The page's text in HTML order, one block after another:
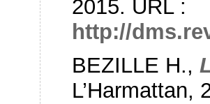
2015. URL :
http://
BEZILLE H.,
L’Harmattan,